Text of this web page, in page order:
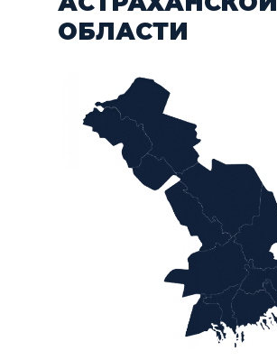
ОБЛАСТИ